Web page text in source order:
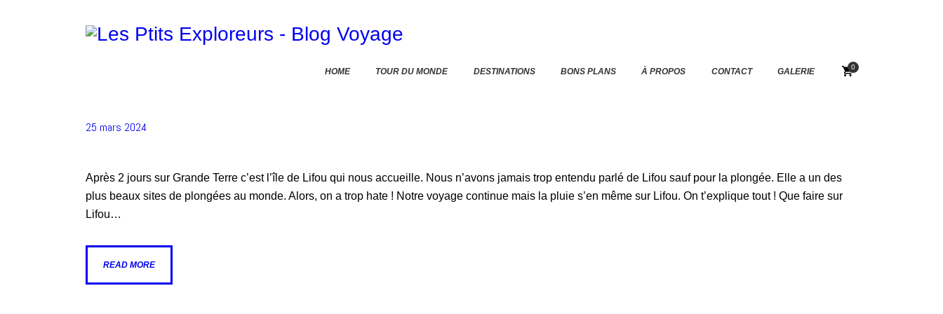
HOME TOUR DU MONDE DESTINATIONS BONS PLANS À PROPOS CONTACT GALERIE 0
Home
TOUR DU MONDE
À PROPOS
25 mars 2024
Après 2 jours sur Grande Terre c’est l’île de Lifou qui nous accueille. Nous n’avons jamais trop entendu parlé de Lifou sauf pour la plongée. Elle a un des
plus beaux sites de plongées au monde. Alors, on a trop hate ! Notre voyage continue mais la pluie s’en même sur Lifou. On t’explique tout ! Que faire sur
Lifou…
READ MORE